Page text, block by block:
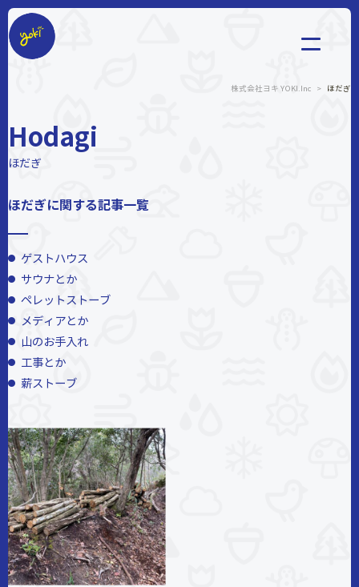
株式会社ヨキ YOKI.Inc > ほだぎ
Hodagi
ほだぎ
ほだぎに関する記事一覧
ゲストハウス
サウナとか
ペレットストーブ
メディアとか
山のお手入れ
工事とか
薪ストーブ